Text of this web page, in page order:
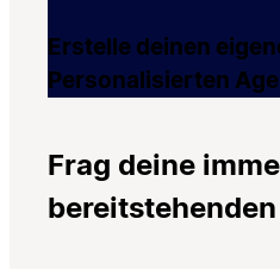
Erstelle deinen
Personalisierten
Frag deine